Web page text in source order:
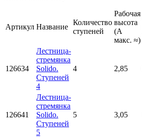
Артикул Название
Количество
ступеней
Рабочая
высота
(A
макс. ≈)
126634
Лестница-
стремянка
Solido.
Ступеней
4
4 2,85
126641
Лестница-
стремянка
Solido.
Ступеней
5
5 3,05